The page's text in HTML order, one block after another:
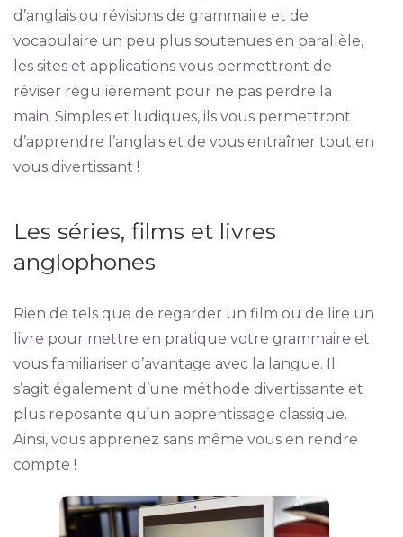
d’anglais ou révisions de grammaire et de
vocabulaire un peu plus soutenues en parallèle,
les sites et applications vous permettront de
réviser régulièrement pour ne pas perdre la
main. Simples et ludiques, ils vous permettront
d’apprendre l’anglais et de vous entraîner tout en
vous divertissant !
Les séries, films et livres
anglophones
Rien de tels que de regarder un film ou de lire un
livre pour mettre en pratique votre grammaire et
vous familiariser d’avantage avec la langue. Il
s’agit également d’une méthode divertissante et
plus reposante qu’un apprentissage classique.
Ainsi, vous apprenez sans même vous en rendre
compte !